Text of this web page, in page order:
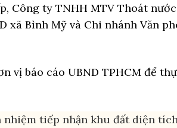
Công ty TNHH MTV Thoát
xã Bình Mỹ và Chi nhánh Văn
vị báo cáo UBND TPHCM để
tiếp nhận khu đất diện